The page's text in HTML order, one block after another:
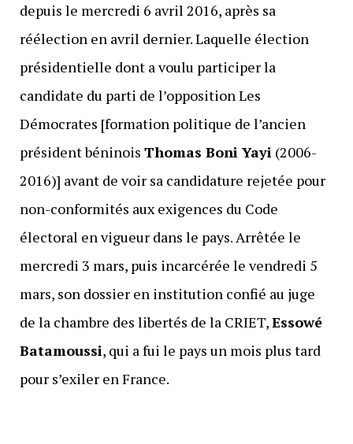
depuis le mercredi 6 avril 2016, après sa
réélection en avril dernier. Laquelle élection
présidentielle dont a voulu participer la
candidate du parti de l’opposition Les
Démocrates [formation politique de l’ancien
président béninois Thomas Boni Yayi(2006-
2016)] avant de voir sa candidature rejetée pour
non-conformités aux exigences du Code
électoral en vigueur dans le pays. Arrêtée le
mercredi 3 mars, puis incarcérée le vendredi 5
mars, son dossier en institution confié au juge
de la chambre des libertés de la CRIET,Essowé
Batamoussi, qui a fui le pays un mois plus tard
pour s’exiler en France.